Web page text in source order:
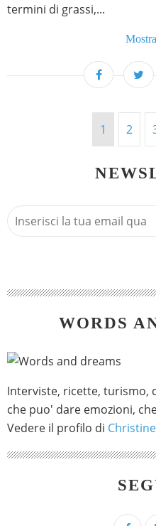
termini di grassi,...
1 2
WORDS
Interviste, ricette, turismo,
che puo' dare emozioni,
Vedere il profilo di Christine